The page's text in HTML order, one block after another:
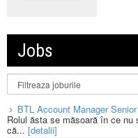
Jobs
BTL Account Manager
Rolul ăsta se măsoară în ce
că... [detalii]